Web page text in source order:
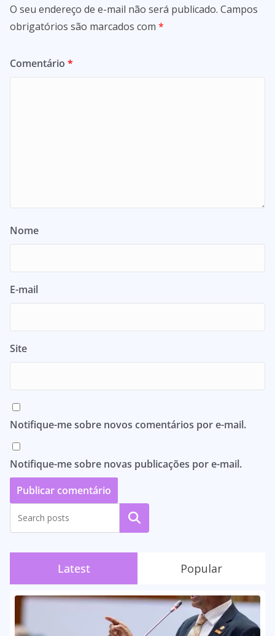
O seu endereço de e-mail não será publicado. Campos
obrigatórios são marcados com *
Comentário *
Nome
E-mail
Site
Notifique-me sobre novos comentários por e-mail.
Notifique-me sobre novas publicações por e-mail.
Pesquisar
Latest Popular